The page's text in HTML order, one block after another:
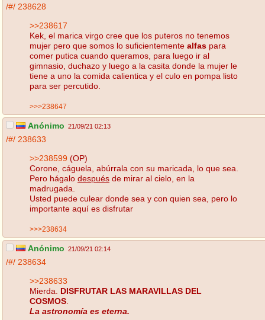
/#/ 238628
>>238617
Kek, el marica virgo cree que los puteros no tenemos
mujer pero que somos lo suficientemente alfas para
comer putica cuando queramos, para luego ir al
gimnasio, duchazo y luego a la casita donde la mujer le
tiene a uno la comida calientica y el culo en pompa listo
para ser percutido.
>>>238647
Anónimo 21/09/21 02:13
/#/ 238633
>>238599 (OP)
Corone, cáguela, abúrrala con su maricada, lo que sea.
Pero hágalo después de mirar al cielo, en la
madrugada.
Usted puede culear donde sea y con quien sea, pero lo
importante aquí es disfrutar
>>>238634
Anónimo 21/09/21 02:14
/#/ 238634
>>238633
Mierda. DISFRUTAR LAS MARAVILLAS DEL
COSMOS
La astronomía es eterna.